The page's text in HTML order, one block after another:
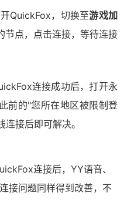
QuickFox，切换至游戏加
节点，点击连接，等待连接
连接成功后，打开永
前的"您所在地区被限制登
接后即可解决。
连接后，YY语音、
接问题同样得到改善，不